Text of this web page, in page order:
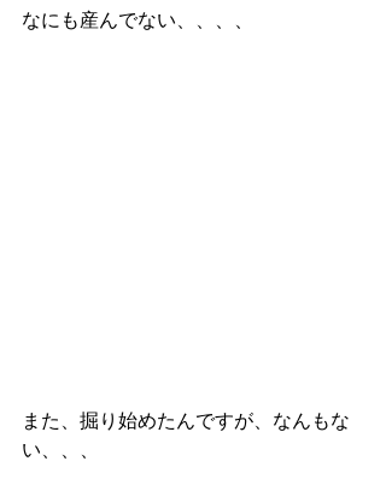
なにも産んでない、、、、
また、掘り始めたんですが、なんもな
い、、、